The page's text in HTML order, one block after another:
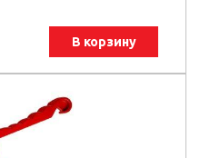
В корзину